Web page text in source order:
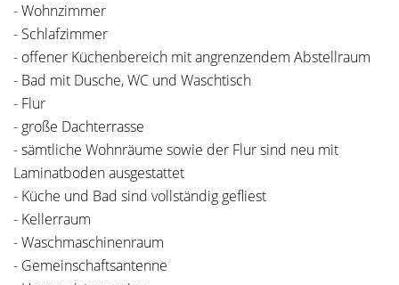
- Wohnzimmer
- Schlafzimmer
- offener Küchenbereich mit angrenzendem Abstellraum
- Bad mit Dusche, WC und Waschtisch
- Flur
- große Dachterrasse
- sämtliche Wohnräume sowie der Flur sind neu mit
Laminatboden ausgestattet
- Küche und Bad sind vollständig gefliest
- Kellerraum
- Waschmaschinenraum
- Gemeinschaftsantenne